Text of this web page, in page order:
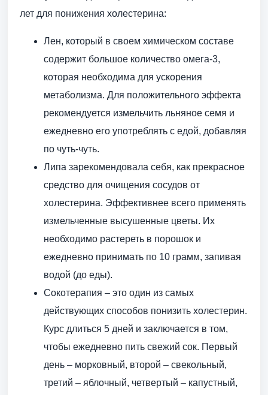
лет для понижения холестерина:
Лен, который в своем химическом составе
содержит большое количество омега-3,
которая необходима для ускорения
метаболизма. Для положительного эффекта
рекомендуется измельчить льняное семя и
ежедневно его употреблять с едой, добавляя
по чуть-чуть.
Липа зарекомендовала себя, как прекрасное
средство для очищения сосудов от
холестерина. Эффективнее всего применять
измельченные высушенные цветы. Их
необходимо растереть в порошок и
ежедневно принимать по 10 грамм, запивая
водой (до еды).
Сокотерапия – это один из самых
действующих способов понизить холестерин.
Курс длиться 5 дней и заключается в том,
чтобы ежедневно пить свежий сок. Первый
день – морковный, второй – свекольный,
третий – яблочный, четвертый – капустный,